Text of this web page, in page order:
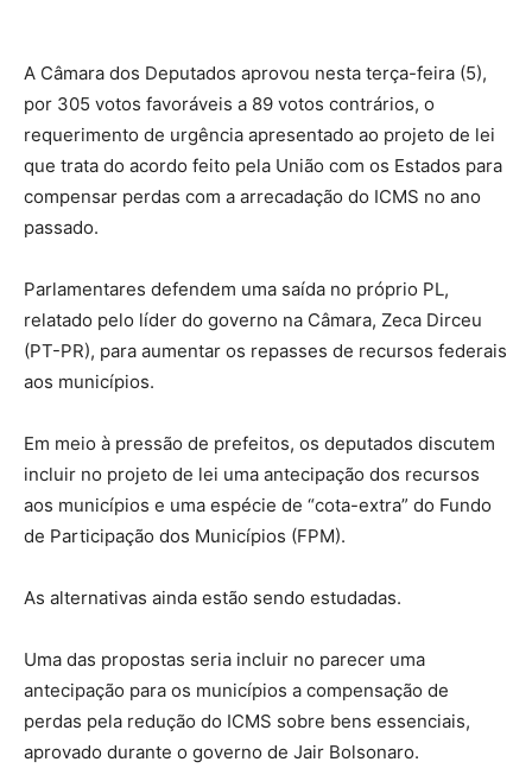
A Câmara dos Deputados aprovou nesta terça-feira (5),
por 305 votos favoráveis a 89 votos contrários, o
requerimento de urgência apresentado ao projeto de lei
que trata do acordo feito pela União com os Estados para
compensar perdas com a arrecadação do ICMS no ano
passado.
Parlamentares defendem uma saída no próprio PL,
relatado pelo líder do governo na Câmara, Zeca Dirceu
(PT-PR), para aumentar os repasses de recursos federais
aos municípios.
Em meio à pressão de prefeitos, os deputados discutem
incluir no projeto de lei uma antecipação dos recursos
aos municípios e uma espécie de “cota-extra” do Fundo
de Participação dos Municípios (FPM).
As alternativas ainda estão sendo estudadas.
Uma das propostas seria incluir no parecer uma
antecipação para os municípios a compensação de
perdas pela redução do ICMS sobre bens essenciais,
aprovado durante o governo de Jair Bolsonaro.